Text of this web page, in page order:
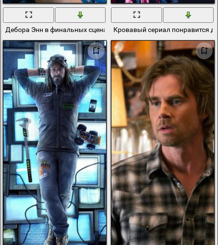
Дебора Энн в финальных сценах сериала Настоящая кровь
Кровавый сериал понравится